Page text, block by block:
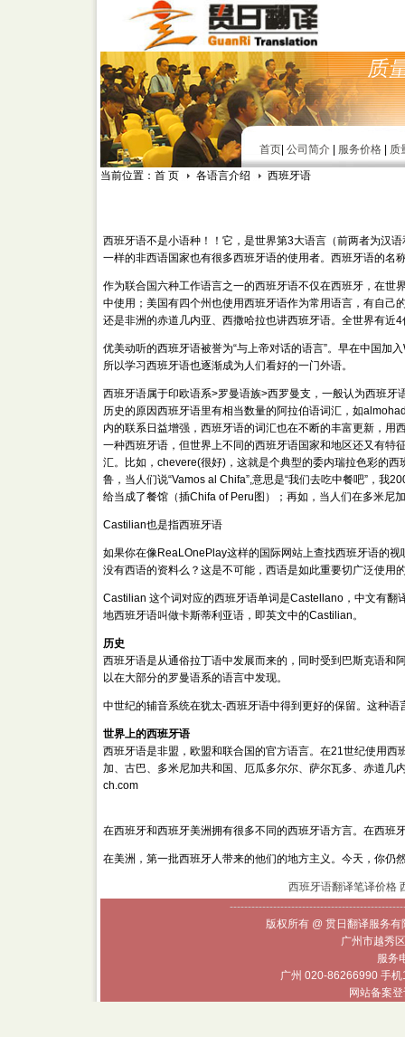
首页 公司简介 服务价格 质
当前位置：首 页 各语言介绍 西班牙语
西班牙语不是小语种！！它，是世界第3大语言（前两者为汉
一样的非西语国家也有很多西班牙语的使用者。西班牙语的
作为联合国六种工作语言之一的西班牙语不仅在西班牙，在世
中使用；美国有四个州也使用西班牙语作为常用语言，有自己
还是非洲的赤道几内亚、西撒哈拉也讲西班牙语。全世界有近
优美动听的西班牙语被誉为“与上帝对话的语言”。早在中国加
所以学习西班牙语也逐渐成为人们看好的一门外语。
西班牙语属于印欧语系>罗曼语族>西罗曼支，一般认为西班
历史的原因西班牙语里有相当数量的阿拉伯语词汇，如
内的联系日益增强，西班牙语的词汇也在不断的丰富更新，
一种西班牙语，但世界上不同的西班牙语国家和地区还又有特
汇。比如，chevere(很好)，这就是个典型的委内瑞拉色彩的
鲁，当人们说“Vamos al Chifa”,意思是“我们去吃中餐吧”，我
给当成了餐馆（插Chifa of Peru图）；再如，当人们在多米尼
Castilian也是指西班牙语
如果你在像ReaLOnePlay这样的国际网站上查找西班牙语的
没有西语的资料么？这是不可能，西语是如此重要切广泛使
Castilian 这个词对应的西班牙语单词是Castellano，中文有翻
地西班牙语叫做卡斯蒂利亚语，即英文中的Castilian。
历史
西班牙语是从通俗拉丁语中发展而来的，同时受到巴斯克语和
以在大部分的罗曼语系的语言中发现。
中世纪的辅音系统在犹太-西班牙语中得到更好的保留。这种
世界上的西班牙语
西班牙语是非盟，欧盟和联合国的官方语言。在21世纪使用
加、古巴、多米尼加共和国、厄瓜多尔尔、萨尔瓦多、赤道
ch.com
在西班牙和西班牙美洲拥有很多不同的西班牙语方言。在西班
在美洲，第一批西班牙人带来的他们的地方主义。今天，你仍
西班牙语翻译笔译价格
版权所有 @ 贯日翻译服务
广州市越秀
服务
广州 020-86266990 手
网站备案